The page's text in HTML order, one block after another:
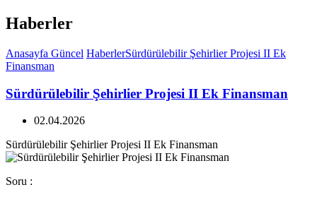
Haberler
Anasayfa Güncel HaberlerSürdürülebilir Şehirlier Projesi II Ek
Finansman
Sürdürülebilir Şehirlier Projesi II Ek Finansman
02.04.2026
Sürdürülebilir Şehirlier Projesi II Ek Finansman
Soru :